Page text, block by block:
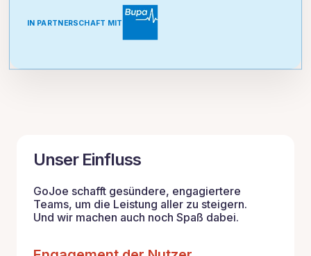
IN PARTNERSCHAFT MIT
Unser Einfluss
GoJoe schafft gesündere, engagiertere
Teams, um die Leistung aller zu steigern.
Und wir machen auch noch Spaß dabei.